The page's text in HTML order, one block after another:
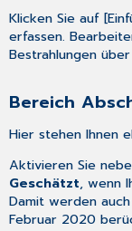
Klicken Sie auf
erfassen.
Bestrahlungen
Bereich
Hier stehen Ihnen
Aktivieren Sie
Geschätzt, wenn
Damit werden
Februar 2020